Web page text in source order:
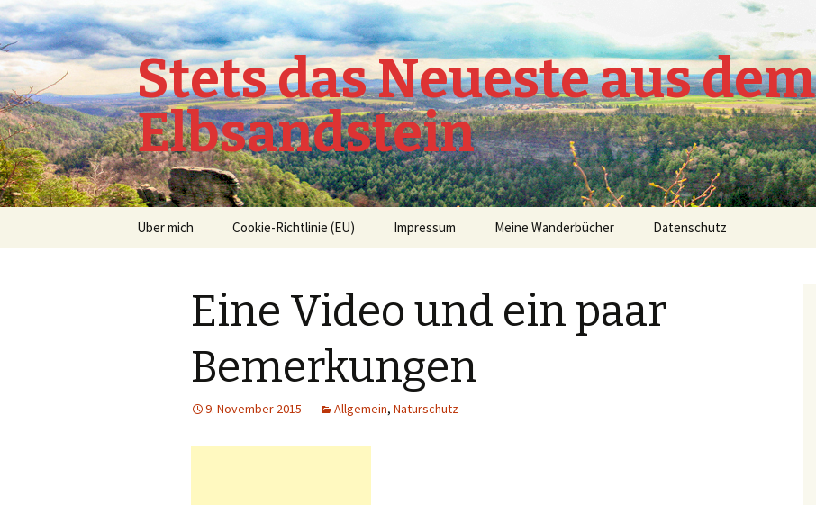
Stets das Neueste aus dem
Elbsandstein
Springe
Über mich Cookie-Richtlinie (EU) Impressum Meine Wanderbücher Datenschutz
Eine Video und ein paar
Bemerkungen
9. November 2015 Allgemein, Naturschutz